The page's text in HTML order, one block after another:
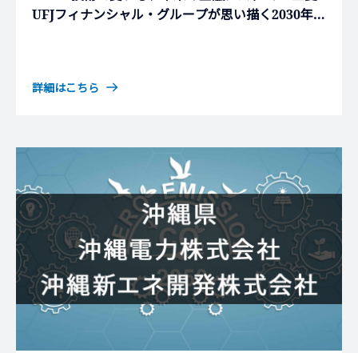
UFJフィナンシャル・グループが思い描く2030年の
詳細はこちら